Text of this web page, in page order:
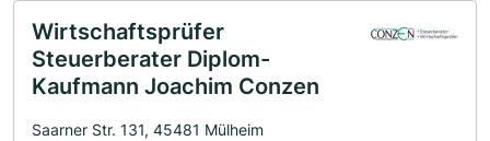
Wirtschaftsprüfer
Steuerberater Diplom-
Kaufmann Joachim Conzen
Saarner Str. 131, 45481 Mülheim